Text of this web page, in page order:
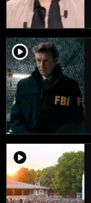
player2
player2